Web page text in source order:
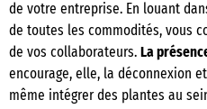
de votre entreprise. En louant
de toutes les commodités, vous
de vos collaborateurs. La
encourage, elle, la déconnexion
même intégrer des plantes au